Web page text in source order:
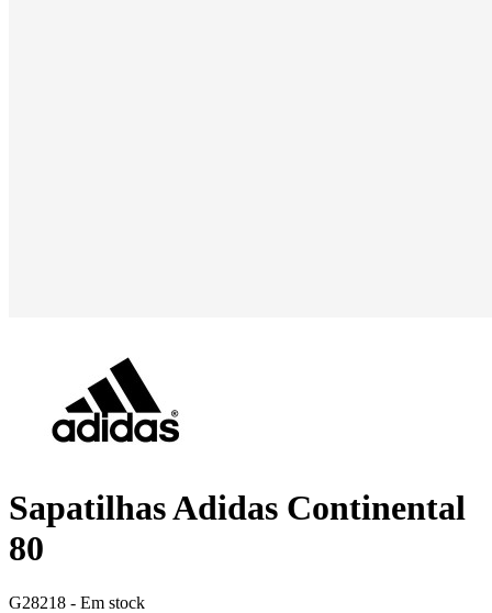
Sapatilhas Adidas Continental
80
G28218 - Em stock